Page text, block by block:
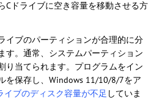
Cドライブに空き容量を移動させる方
イブのパーティションが合理的に分
す。通常、システムパーティション
り当てられます。プログラムをイン
を保存し、Windows 11/10/8/7をア
イブのディスク容量が不足 していま